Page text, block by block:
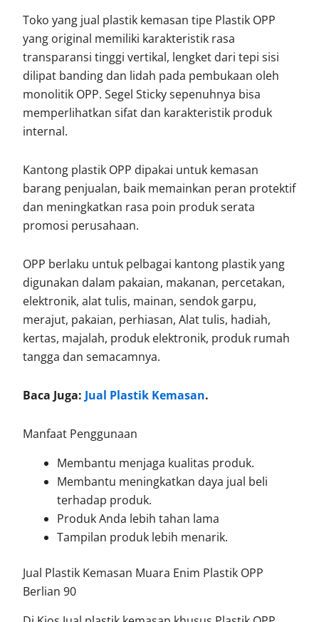
Toko yang jual plastik kemasan tipe Plastik OPP
yang original memiliki karakteristik rasa
transparansi tinggi vertikal, lengket dari tepi sisi
dilipat banding dan lidah pada pembukaan oleh
monolitik OPP. Segel Sticky sepenuhnya bisa
memperlihatkan sifat dan karakteristik produk
internal.
Kantong plastik OPP dipakai untuk kemasan
barang penjualan, baik memainkan peran protektif
dan meningkatkan rasa poin produk serata
promosi perusahaan.
OPP berlaku untuk pelbagai kantong plastik yang
digunakan dalam pakaian, makanan, percetakan,
elektronik, alat tulis, mainan, sendok garpu,
merajut, pakaian, perhiasan, Alat tulis, hadiah,
kertas, majalah, produk elektronik, produk rumah
tangga dan semacamnya.
Baca Juga: Jual Plastik Kemasan.
Manfaat Penggunaan
Membantu menjaga kualitas produk.
Membantu meningkatkan daya jual beli
terhadap produk.
Produk Anda lebih tahan lama
Tampilan produk lebih menarik.
Jual Plastik Kemasan Muara Enim Plastik OPP
Berlian 90